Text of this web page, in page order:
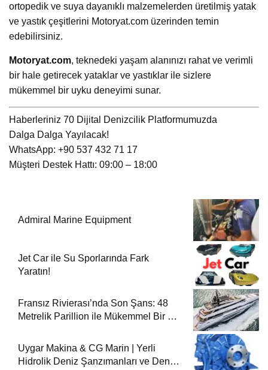
ortopedik ve suya dayanıklı malzemelerden üretilmiş yatak
ve yastık çeşitlerini Motoryat.com üzerinden temin
edebilirsiniz.
Motoryat.com, teknedeki yaşam alanınızı rahat ve verimli
bir hale getirecek yataklar ve yastıklar ile sizlere
mükemmel bir uyku deneyimi sunar.
Haberleriniz 70 Dijital Denizcilik Platformumuzda
Dalga Dalga Yayılacak!
WhatsApp: +90 537 432 71 17
Müşteri Destek Hattı: 09:00 – 18:00
Admiral Marine Equipment
Jet Car ile Su Sporlarında Fark
Yaratın!
Fransız Rivierası’nda Son Şans: 48
Metrelik Parillion ile Mükemmel Bir Yat
Uygar Makina & CG Marin | Yerli
Hidrolik Deniz Şanzımanları ve Deniz